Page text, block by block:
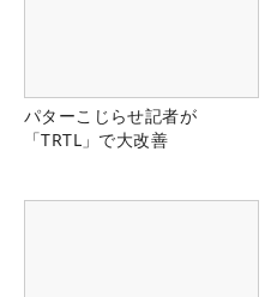
パターこじらせ記者が
「TRTL」で大改善